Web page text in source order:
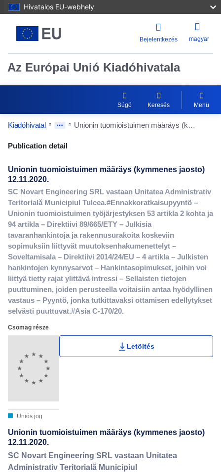
Hivatalos EU-webhely
Bejelentkezés magyar
Az Európai Unió Kiadóhivatala
Súgó Keresés Menü
Kiadóhivatal Unionin tuomioistuimen määräys (kymmenes jaosto) 12.11.2020.
Publication Detail Actions Portlet
Publication detail
Unionin tuomioistuimen määräys (kymmenes jaosto)
12.11.2020.
SC Novart Engineering SRL vastaan Unitatea Administrativ
Teritorială Municipiul Tulcea.#Ennakkoratkaisupyyntö –
Unionin tuomioistuimen työjärjestyksen 53 artikla 2 kohta ja
94 artikla – Direktiivi 89/665/ETY – Julkisia
tavaranhankintoja ja rakennusurakoita koskeviin
sopimuksiin liittyvät muutoksenhakumenettelyt –
Soveltamisala – Direktiivi 2014/24/EU – 4 artikla – Julkisten
hankintojen kynnysarvot – Hankintasopimukset, joihin voi
liittyä tietty rajat ylittävä intressi – Sellaisten tietojen
puuttuminen, joiden perusteella voitaisiin antaa hyödyllinen
vastaus – Pyyntö, jonka tutkittavaksi ottamisen edellytykset
selvästi puuttuvat.#Asia C-170/20.
Csomag része
Uniós jog
Letöltés
Unionin tuomioistuimen määräys (kymmenes jaosto)
12.11.2020.
SC Novart Engineering SRL vastaan Unitatea
Administrativ Teritorială Municipiul